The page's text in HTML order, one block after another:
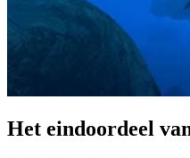
Het eindoordeel